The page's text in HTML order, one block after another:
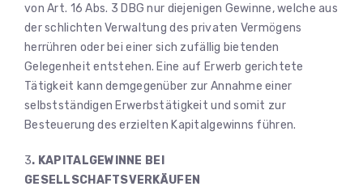
von Art. 16 Abs. 3 DBG nur diejenigen Gewinne, welche aus
der schlichten Verwaltung des privaten Vermögens
herrühren oder bei einer sich zufällig bietenden
Gelegenheit entstehen. Eine auf Erwerb gerichtete
Tätigkeit kann demgegenüber zur Annahme einer
selbstständigen Erwerbstätigkeit und somit zur
Besteuerung des erzielten Kapitalgewinns führen.
3. KAPITALGEWINNE BEI
GESELLSCHAFTSVERKÄUFEN